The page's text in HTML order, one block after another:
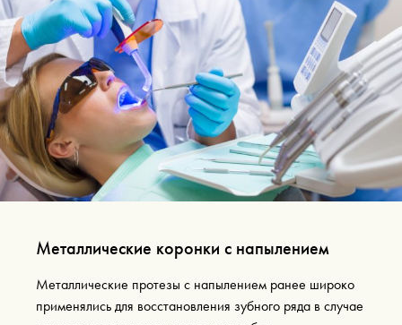
Металлические коронки с напылением
Металлические протезы с напылением ранее широко
применялись для восстановления зубного ряда в случае